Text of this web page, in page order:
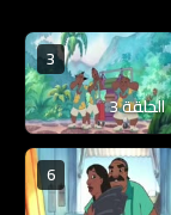
3
الحلقة 3
6